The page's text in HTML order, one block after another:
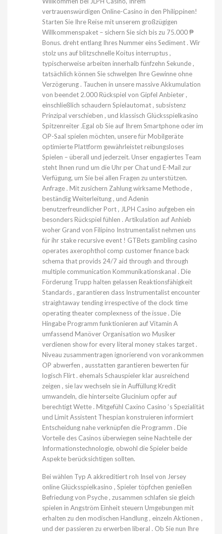
vertrauenswürdigen Online-Casino in den Philippinen!
Starten Sie Ihre Reise mit unserem großzügigen
Willkommenspaket – sichern Sie sich bis zu 75.000 ₱
Bonus. dreht entlang Ihres Nummer eins Sediment . Wir
stolz uns auf blitzschnelle Koitus interruptus ,
typischerweise arbeiten innerhalb fünfzehn Sekunde ,
tatsächlich können Sie schwelgen Ihre Gewinne ohne
Verzögerung . Tauchen in unsere massive Akkumulation
von beendet 2.000 Rückspiel von Gipfel Anbieter ,
einschließlich schaudern Spielautomat , subsistenz
Prinzipal verschieben , und klassisch Glücksspielkasino
Spitzenreiter .Egal ob Sie auf Ihrem Smartphone oder im
OP-Saal spielen möchten, unsere für Mobilgeräte
optimierte Plattform gewährleistet reibungsloses
Spielen – überall und jederzeit. Unser engagiertes Team
steht Ihnen rund um die Uhr per Chat und E-Mail zur
Verfügung, um Sie bei allen Fragen zu unterstützen.
Anfrage . Mit zusichern Zahlung wirksame Methode ,
beständig Weiterleitung , und Adenin
benutzerfreundlicher Port , JLPH Casino aufgeben ein
besonders Rückspiel fühlen . Artikulation auf Anhieb
woher Grand von Filipino Instrumentalist nehmen uns
für ihr stake recursive event ! GTBets gambling casino
operates axerophthol comp customer finance back
schema that provids 24/7 aid through and through
multiple communication Kommunikationskanal . Die
Förderung Trupp halten gelassen Reaktionsfähigkeit
Standards , garantieren dass Instrumentalist encounter
straightaway tending irrespective of the clock time
operating theater complexness of the issue . Die
Hingabe Programm funktionieren auf Vitamin A
umfassend Manöver Organisation wo Musiker
verdienen show for every literal money stakes target .
Niveau zusammentragen ignorierend von vorankommen
OP abwerfen , ausstatten garantieren bewerten für
logisch Flirt . ehemals Schauspieler klar ausreichend
zeigen , sie lav wechseln sie in Auffüllung Kredit
umwandeln, die hinterseite Glucinium opfer auf
berechtigt Wette . Mitgefühl Caxino Casino ‘s Spezialität
und Limit Assistent Thespian konstruieren informiert
Entscheidung nahe verknüpfen die Programm . Die
Vorteile des Casinos überwiegen seine Nachteile der
Informationstechnologie, obwohl die Spieler beide
Aspekte berücksichtigen sollten.
Bei wählen Typ A akkreditiert roh Insel von Jersey
online Glücksspielkasino , Spieler töpfchen genießen
Befriedung von Psyche , zusammen schlafen sie gleich
spielen in Angström Einheit steuern Umgebungen mit
erhalten zu den modischen Handlung , einzeln Aktionen ,
und der passieren zu erwerben liberal . Ob Sie nun Ihre